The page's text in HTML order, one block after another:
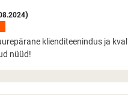
)
klienditeenindus ja
nüüd!